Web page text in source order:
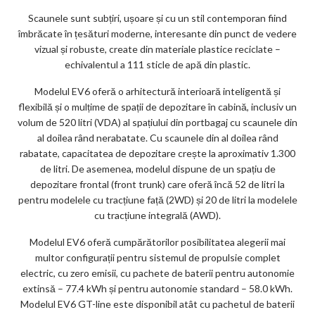
Scaunele sunt subțiri, ușoare și cu un stil contemporan fiind
îmbrăcate în țesături moderne, interesante din punct de vedere
vizual și robuste, create din materiale plastice reciclate –
echivalentul a 111 sticle de apă din plastic.
Modelul EV6 oferă o arhitectură interioară inteligentă și
flexibilă și o mulțime de spații de depozitare în cabină, inclusiv un
volum de 520 litri (VDA) al spațiului din portbagaj cu scaunele din
al doilea rând nerabatate. Cu scaunele din al doilea rând
rabatate, capacitatea de depozitare crește la aproximativ 1.300
de litri. De asemenea, modelul dispune de un spațiu de
depozitare frontal (front trunk) care oferă încă 52 de litri la
pentru modelele cu tracțiune față (2WD) și 20 de litri la modelele
cu tracțiune integrală (AWD).
Modelul EV6 oferă cumpărătorilor posibilitatea alegerii mai
multor configurații pentru sistemul de propulsie complet
electric, cu zero emisii, cu pachete de baterii pentru autonomie
extinsă – 77.4 kWh și pentru autonomie standard – 58.0 kWh.
Modelul EV6 GT-line este disponibil atât cu pachetul de baterii